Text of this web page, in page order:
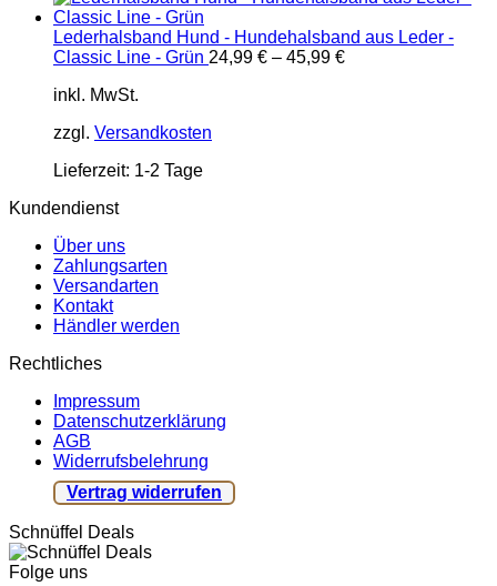
Lederhalsband Hund - Hundehalsband aus Leder -
Classic Line - Grün 24,99 € – 45,99 €
inkl. MwSt.
zzgl. Versandkosten
Lieferzeit: 1-2 Tage
Kundendienst
Über uns
Zahlungsarten
Versandarten
Kontakt
Händler werden
Rechtliches
Impressum
Datenschutzerklärung
AGB
Widerrufsbelehrung
Vertrag widerrufen
Schnüffel Deals
Folge uns